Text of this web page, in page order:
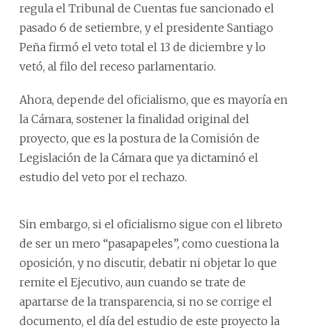
regula el Tribunal de Cuentas fue sancionado el
pasado 6 de setiembre, y el presidente Santiago
Peña firmó el veto total el 13 de diciembre y lo
vetó, al filo del receso parlamentario.
Ahora, depende del oficialismo, que es mayoría en
la Cámara, sostener la finalidad original del
proyecto, que es la postura de la Comisión de
Legislación de la Cámara que ya dictaminó el
estudio del veto por el rechazo.
Sin embargo, si el oficialismo sigue con el libreto
de ser un mero “pasapapeles”, como cuestiona la
oposición, y no discutir, debatir ni objetar lo que
remite el Ejecutivo, aun cuando se trate de
apartarse de la transparencia, si no se corrige el
documento, el día del estudio de este proyecto la